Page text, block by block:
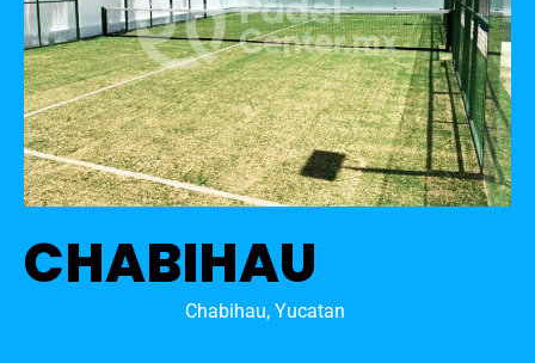
CHABIHAU
Chabihau, Yucatan